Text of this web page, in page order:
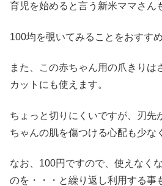
育児を始めると言う新米ママさん
100均を覗いてみることをおすすめ
また、この赤ちゃん用の爪きりは
カットにも使えます。
ちょっと切りにくいですが、刃先
ちゃんの肌を傷つける心配も少な
なお、100円ですので、使えなく
のを・・・と繰り返し利用する事